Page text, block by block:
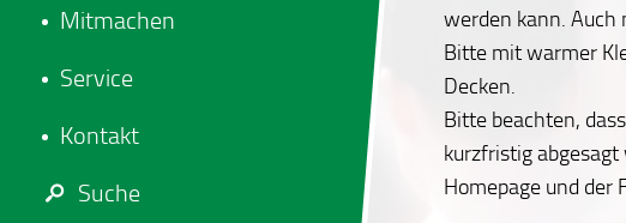
werden kann. Auch
Bitte mit warmer
Decken.
Bitte beachten,
kurzfristig
Homepage und der
Mitmachen
Service
Kontakt
Suche